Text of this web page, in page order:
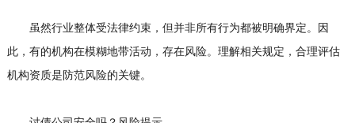
虽然行业整体受法律约束，但并非所有行为都被明确界定。因
此，有的机构在模糊地带活动，存在风险。理解相关规定，合理评估
机构资质是防范风险的关键。